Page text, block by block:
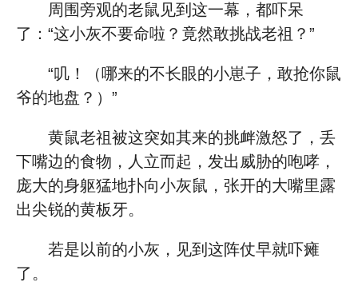
周围旁观的老鼠见到这一幕，都吓呆
了：“这小灰不要命啦？竟然敢挑战老祖？”
“叽！（哪来的不长眼的小崽子，敢抢你鼠
爷的地盘？）”
黄鼠老祖被这突如其来的挑衅激怒了，丢
下嘴边的食物，人立而起，发出威胁的咆哮，
庞大的身躯猛地扑向小灰鼠，张开的大嘴里露
出尖锐的黄板牙。
若是以前的小灰，见到这阵仗早就吓瘫
了。